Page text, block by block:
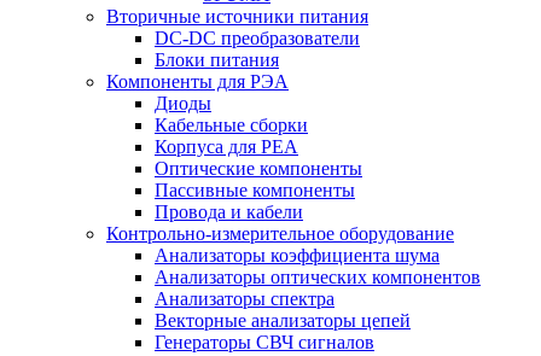
Вторичные источники питания
DC-DC преобразователи
Блоки питания
Компоненты для РЭА
Диоды
Кабельные сборки
Корпуса для РЕА
Оптические компоненты
Пассивные компоненты
Провода и кабели
Контрольно-измерительное оборудование
Анализаторы коэффициента шума
Анализаторы оптических компонентов
Анализаторы спектра
Векторные анализаторы цепей
Генераторы СВЧ сигналов